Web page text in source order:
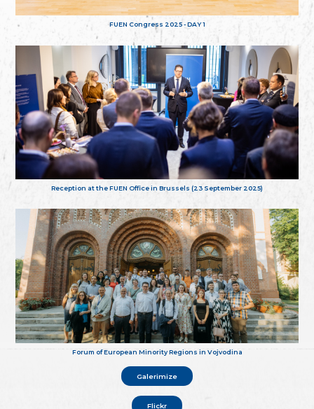
FUEN Congress 2025 - DAY 1
Reception at the FUEN Office in Brussels (23 September 2025)
Forum of European Minority Regions in Vojvodina
Galerimize
Flickr